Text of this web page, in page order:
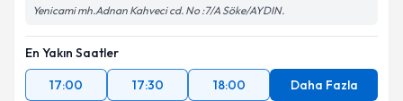
Yenicami mh.Adnan Kahveci cd. No :7/A Söke/AYDIN.
En Yakın Saatler
17:00
17:30 18:00 Daha Fazla